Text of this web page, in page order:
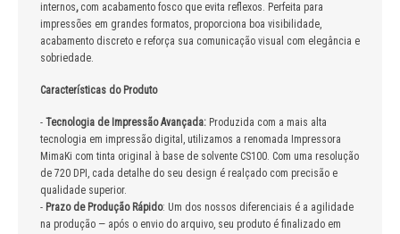
internos,com acabamento fosco que evita reflexos. Perfeita para
impressões em grandes formatos, proporciona boa visibilidade,
acabamento discreto e reforça sua comunicação visual com elegância e
sobriedade.
Características do Produto
- Tecnologia de Impressão Avançada: Produzida com a mais alta
tecnologia em impressão digital, utilizamos a renomada Impressora
MimaKi com tinta original à base de solvente CS100. Com uma resolução
de 720 DPI, cada detalhe do seu design é realçado com precisão e
qualidade superior.
- Prazo de Produção Rápido: Um dos nossos diferenciais é a agilidade
na produção — após o envio do arquivo, seu produto é finalizado em